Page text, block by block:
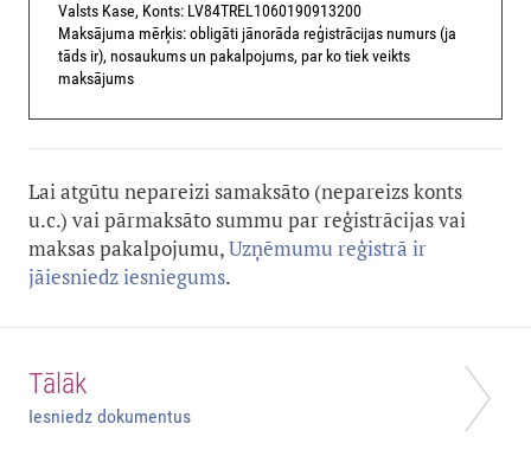
Valsts Kase, Konts: LV84TREL1060190913200
Maksājuma mērķis: obligāti jānorāda reģistrācijas numurs (ja
tāds ir), nosaukums un pakalpojums, par ko tiek veikts
maksājums
Lai atgūtu nepareizi samaksāto (nepareizs konts
u.c.) vai pārmaksāto summu par reģistrācijas vai
maksas pakalpojumu,Uzņēmumu reģistrā ir
jāiesniedz iesniegums.
Tālāk
Iesniedz dokumentus